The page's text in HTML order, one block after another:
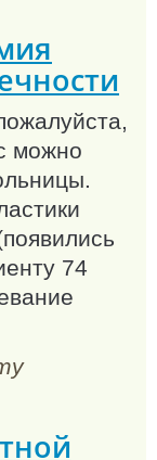
можно
74